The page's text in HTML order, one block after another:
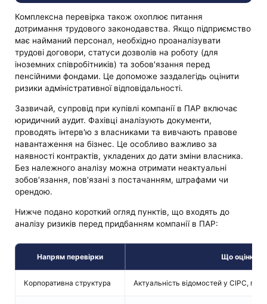
Комплексна перевірка також охоплює питання
дотримання трудового законодавства. Якщо підприємство
має найманий персонал, необхідно проаналізувати
трудові договори, статуси дозволів на роботу (для
іноземних співробітників) та зобов'язання перед
пенсійними фондами. Це допоможе заздалегідь оцінити
ризики адміністративної відповідальності.
Зазвичай, супровід при купівлі компанії в ПАР включає
юридичний аудит. Фахівці аналізують документи,
проводять інтерв'ю з власниками та вивчають правове
навантаження на бізнес. Це особливо важливо за
наявності контрактів, укладених до дати зміни власника.
Без належного аналізу можна отримати неактуальні
зобов'язання, пов'язані з постачанням, штрафами чи
орендою.
Нижче подано короткий огляд пунктів, що входять до
аналізу ризиків перед придбанням компанії в ПАР:
Напрям перевірки Що
Корпоративна структура Актуальність відомостей у CIPC,